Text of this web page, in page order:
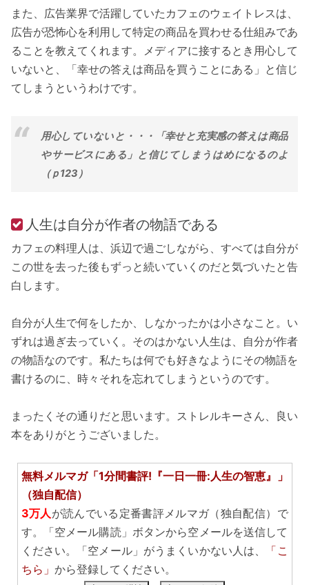
また、広告業界で活躍していたカフェのウェイトレスは、
広告が恐怖心を利用して特定の商品を買わせる仕組みであ
ることを教えてくれます。メディアに接するとき用心して
いないと、「幸せの答えは商品を買うことにある」と信じ
てしまうというわけです。
用心していないと・・・「幸せと充実感の答えは商品
やサービスにある」と信じてしまうはめになるのよ
（ｐ123）
人生は自分が作者の物語である
カフェの料理人は、浜辺で過ごしながら、すべては自分が
この世を去った後もずっと続いていくのだと気づいたと告
白します。
自分が人生で何をしたか、しなかったかは小さなこと。い
ずれは過ぎ去っていく。そのはかない人生は、自分が作者
の物語なのです。私たちは何でも好きなようにその物語を
書けるのに、時々それを忘れてしまうというのです。
まったくその通りだと思います。ストレルキーさん、良い
本をありがとうございました。
無料メルマガ「1分間書評!『一日一冊:人生の智恵』」
（独自配信）
3万人 が読んでいる定番書評メルマガ（独自配信）で
す。「空メール購読」ボタンから空メールを送信して
ください。「空メール」がうまくいかない人は、
「こ
ちら」 から登録してください。